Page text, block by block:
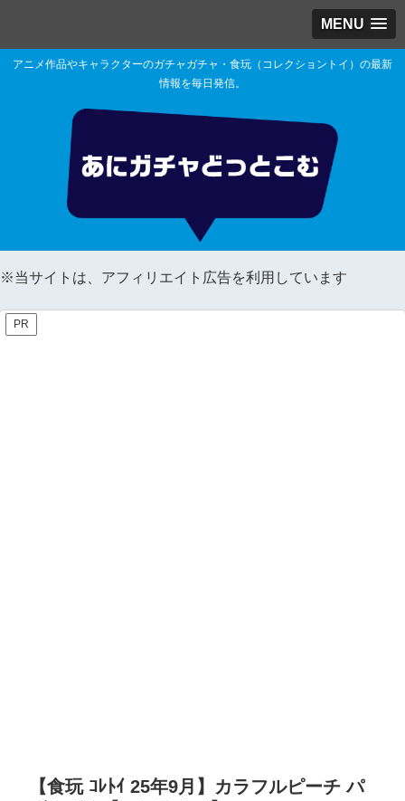
MENU
アニメ作品やキャラクターのガチャガチャ・食玩（コレクショントイ）の最新
情報を毎日発信。
※当サイトは、アフィリエイト広告を利用しています
PR
【食玩 ｺﾚﾄｲ 25年9月】カラフルピーチ パ